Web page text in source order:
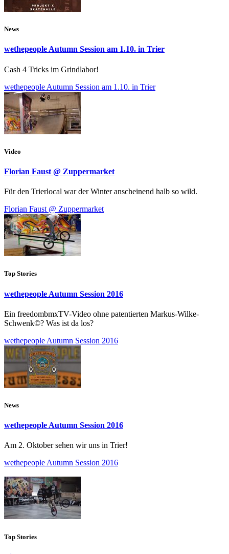
News
wethepeople Autumn Session am 1.10. in Trier
Cash 4 Tricks im Grindlabor!
wethepeople Autumn Session am 1.10. in Trier
Video
Florian Faust @ Zuppermarket
Für den Trierlocal war der Winter anscheinend halb so wild.
Florian Faust @ Zuppermarket
Top Stories
wethepeople Autumn Session 2016
Ein freedombmxTV-Video ohne patentierten Markus-Wilke-
Schwenk©? Was ist da los?
wethepeople Autumn Session 2016
News
wethepeople Autumn Session 2016
Am 2. Oktober sehen wir uns in Trier!
wethepeople Autumn Session 2016
Top Stories